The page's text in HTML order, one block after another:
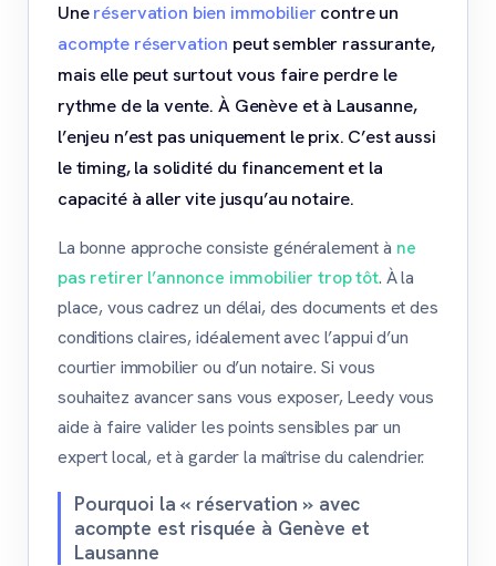
Uneréservation bien immobilier contre un
acompte réservation peut sembler rassurante,
mais elle peut surtout vous faire perdre le
rythme de la vente. À Genève et à Lausanne,
l’enjeu n’est pas uniquement le prix. C’est aussi
le timing, la solidité du financement et la
capacité à aller vite jusqu’au notaire.
La bonne approche consiste généralement à ne
pas retirer l’annonce immobilier trop tôt. À la
place, vous cadrez un délai, des documents et des
conditions claires, idéalement avec l’appui d’un
courtier immobilier ou d’un notaire. Si vous
souhaitez avancer sans vous exposer, Leedy vous
aide à faire valider les points sensibles par un
expert local, et à garder la maîtrise du calendrier.
Pourquoi la « réservation » avec
acompte est risquée à Genève et
Lausanne